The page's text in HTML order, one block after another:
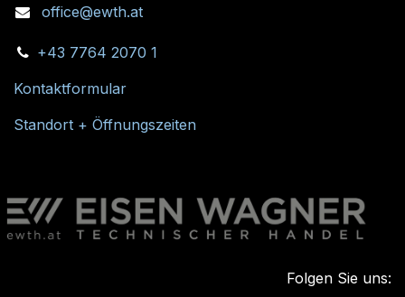
office@ewth.at
+43 7764 2070 1
Kontaktformular
Standort + Öffnungszeiten
Folgen Sie uns: